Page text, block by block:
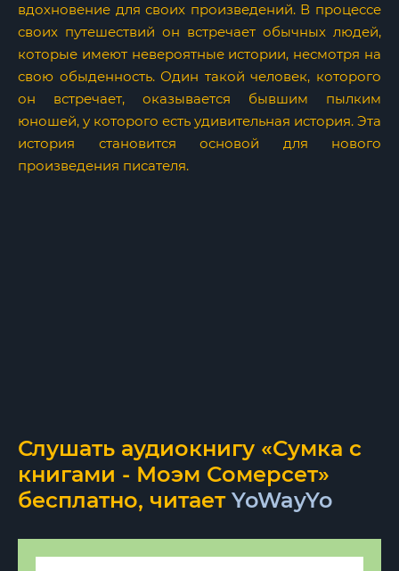
вдохновение для своих произведений. В процессе
своих путешествий он встречает обычных людей,
которые имеют невероятные истории, несмотря на
свою обыденность. Один такой человек, которого
он встречает, оказывается бывшим пылким
юношей, у которого есть удивительная история. Эта
история становится основой для нового
произведения писателя.
Слушать аудиокнигу «Сумка с
книгами - Моэм Сомерсет»
бесплатно, читает YoWayYo